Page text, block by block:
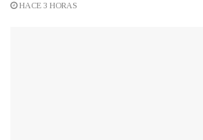
HACE 3 HORAS